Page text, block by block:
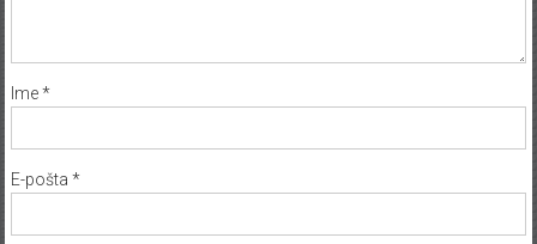
Ime*
E-pošta *